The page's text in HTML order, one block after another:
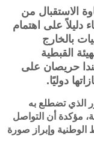
الاستقبال من
دليلاً على اهتمام
بالخارج
القبطية
حريصان على
دوليًا.
الذي تضطلع به
مؤكدة أن التواصل
الوطنية وإبراز صورة